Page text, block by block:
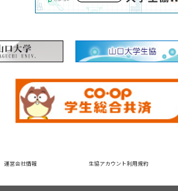
運営会社情報 生協アカウント利用規約